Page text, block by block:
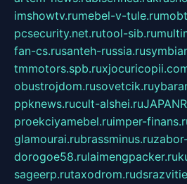
imshowtv.rumebel-v-tule.ru
pcsecurity.net.rutool-sib.ru
fan-cs.rusanteh-russia.ru
tmmotors.spb.ru
obustrojdom.rusovetcik.ru
ppknews.rucult-alshei.ru
proekciyamebel.ruimper-
glamourai.rubrassminus.ru
dorogoe58.rulaimengpacker.ru
sageerp.rutaxodrom.ru